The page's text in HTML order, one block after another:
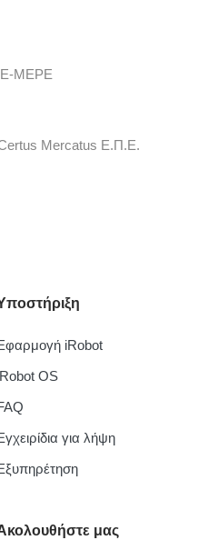
MEPE
Certus Mercatus Ε.Π.Ε.
iRobot
OS
για λήψη
μας